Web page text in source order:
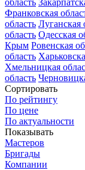
область
Франковская
область Луганская
область Одесская
Крым Ровенская
область
Хмельницкая
область
Сортировать
По рейтингу
По цене
По актуальности
Показывать
Мастеров
Бригады
Компании